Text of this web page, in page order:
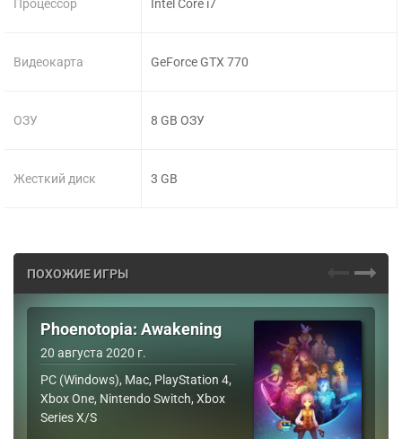
Процессор
Видеокарта
ОЗУ
Жесткий диск
Intel Core i7
GeForce GTX 770
8 GB ОЗУ
3 GB
ПОХОЖИЕ ИГРЫ
Phoenotopia: Awakening
20 августа 2020 г.
PC (Windows), Mac, PlayStation 4,
Xbox One, Nintendo Switch, Xbox
Series X/S